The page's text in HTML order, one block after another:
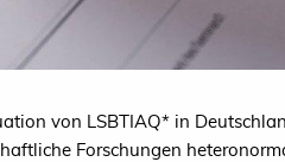
von LSBTIAQ* in
Forschungen